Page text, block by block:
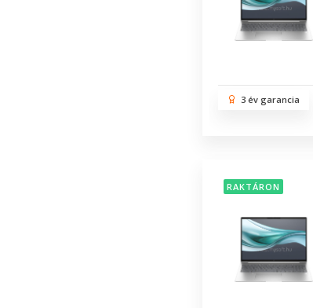
3 év garancia
RAKTÁRON